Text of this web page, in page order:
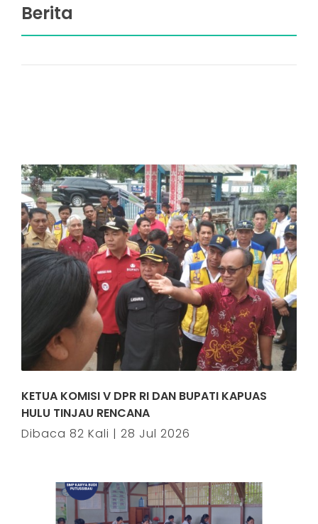
Berita
KETUA KOMISI V DPR RI DAN BUPATI KAPUAS
HULU TINJAU RENCANA
Dibaca 82 Kali | 28 Jul 2026